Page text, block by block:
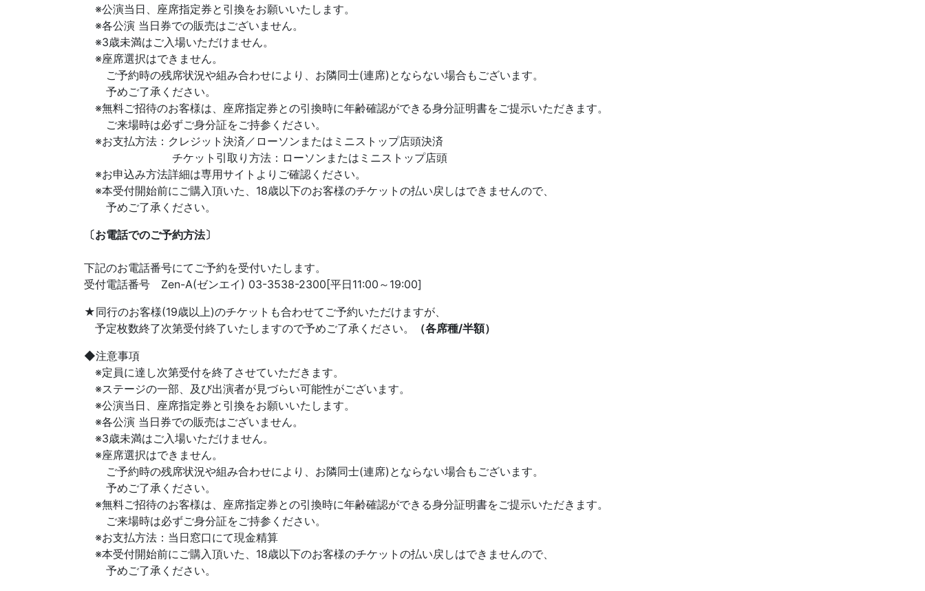
※公演当日、座席指定券と引換をお願いいたします。
※各公演 当日券での販売はございません。
※3歳未満はご入場いただけません。
※座席選択はできません。
ご予約時の残席状況や組み合わせにより、お隣同士(連席)とならない場合もございます。
予めご了承ください。
※無料ご招待のお客様は、座席指定券との引換時に年齢確認ができる身分証明書をご提示いただきます。
ご来場時は必ずご身分証をご持参ください。
※お支払方法：クレジット決済／ローソンまたはミニストップ店頭決済
チケット引取り方法：ローソンまたはミニストップ店頭
※お申込み方法詳細は専用サイトよりご確認ください。
※本受付開始前にご購入頂いた、18歳以下のお客様のチケットの払い戻しはできませんので、
予めご了承ください。
〔お電話でのご予約方法〕
下記のお電話番号にてご予約を受付いたします。
受付電話番号 Zen-A(ゼンエイ) 03-3538-2300[平日11:00～19:00]
★同行のお客様(19歳以上)のチケットも合わせてご予約いただけますが、
予定枚数終了次第受付終了いたしますので予めご了承ください。
（各席種/半額）
◆注意事項
※定員に達し次第受付を終了させていただきます。
※ステージの一部、及び出演者が見づらい可能性がございます。
※公演当日、座席指定券と引換をお願いいたします。
※各公演 当日券での販売はございません。
※3歳未満はご入場いただけません。
※座席選択はできません。
ご予約時の残席状況や組み合わせにより、お隣同士(連席)とならない場合もございます。
予めご了承ください。
※無料ご招待のお客様は、座席指定券との引換時に年齢確認ができる身分証明書をご提示いただきます。
ご来場時は必ずご身分証をご持参ください。
※お支払方法：当日窓口にて現金精算
※本受付開始前にご購入頂いた、18歳以下のお客様のチケットの払い戻しはできませんので、
予めご了承ください。